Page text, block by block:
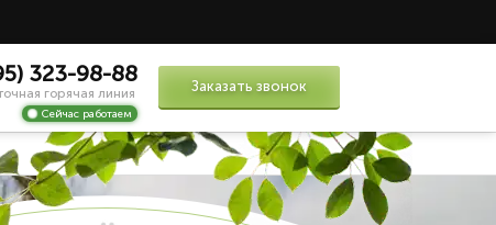
323-98-88
горячая линия
Сейчас работаем
Заказать звонок